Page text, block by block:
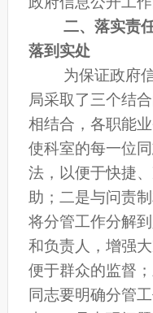
二、落实责
落到实处
为保证政府
局采取了三个结
相结合，各职能
使科室的每一位
法，以便于快捷
助；二是与问责
将分管工作分解
和负责人，增强
便于群众的监督
同志要明确分管